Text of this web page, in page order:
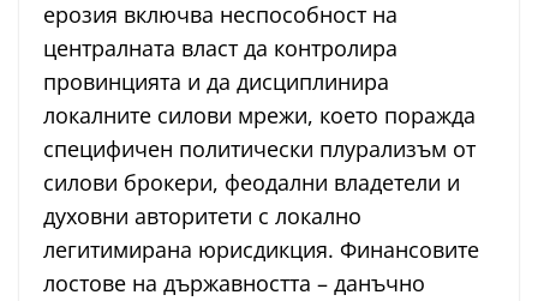
ерозия включва неспособност на
централната власт да контролира
провинцията и да дисциплинира
локалните силови мрежи, което поражда
специфичен политически плурализъм от
силови брокери, феодални владетели и
духовни авторитети с локално
легитимирана юрисдикция. Финансовите
лостове на държавността – данъчно